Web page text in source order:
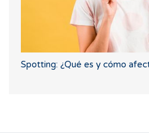
Spotting: ¿Qué es y cómo